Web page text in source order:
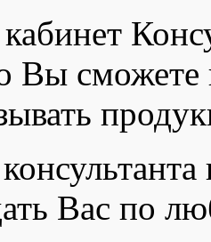
Вы сможете
Вас по